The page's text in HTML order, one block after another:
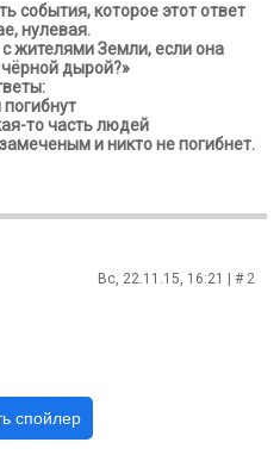
события, которое этот ответ
нулевая.
жителями Земли, если она
чёрной дырой?»
то часть людей
и никто не погибнет.
Вс, 22.11.15, 16:21 | # 2